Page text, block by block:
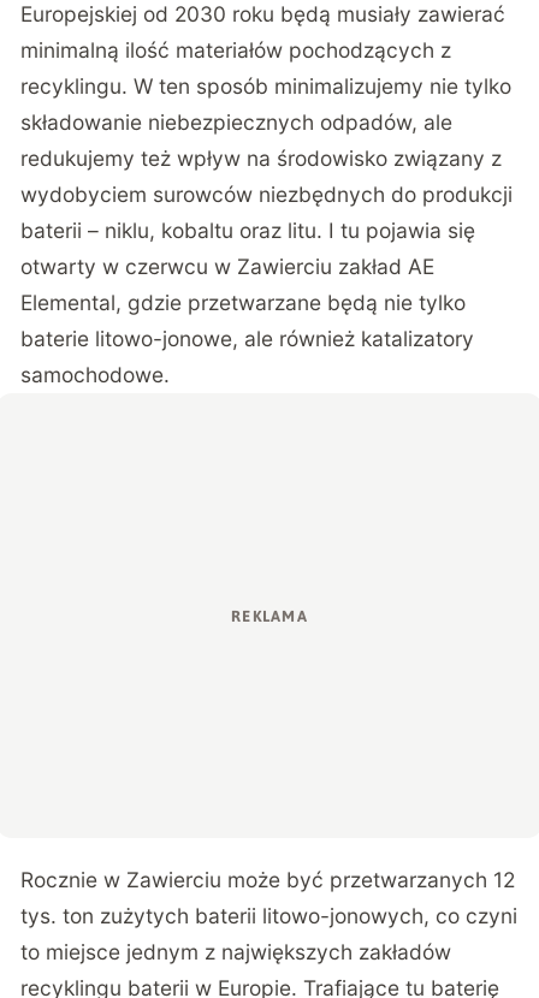
Europejskiej od 2030 roku będą musiały zawierać
minimalną ilość materiałów pochodzących z
recyklingu. W ten sposób minimalizujemy nie tylko
składowanie niebezpiecznych odpadów, ale
redukujemy też wpływ na środowisko związany z
wydobyciem surowców niezbędnych do produkcji
baterii – niklu, kobaltu oraz litu. I tu pojawia się
otwarty w czerwcu w Zawierciu zakład AE
Elemental, gdzie przetwarzane będą nie tylko
baterie litowo-jonowe, ale również katalizatory
samochodowe.
Rocznie w Zawierciu może być przetwarzanych 12
tys. ton zużytych baterii litowo-jonowych, co czyni
to miejsce jednym z największych zakładów
recyklingu baterii w Europie. Trafiające tu baterię